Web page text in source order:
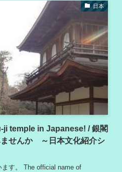
日本
ji temple in Japanese! / 銀閣
せんか ～日本文化紹介シ
す。 The official name of